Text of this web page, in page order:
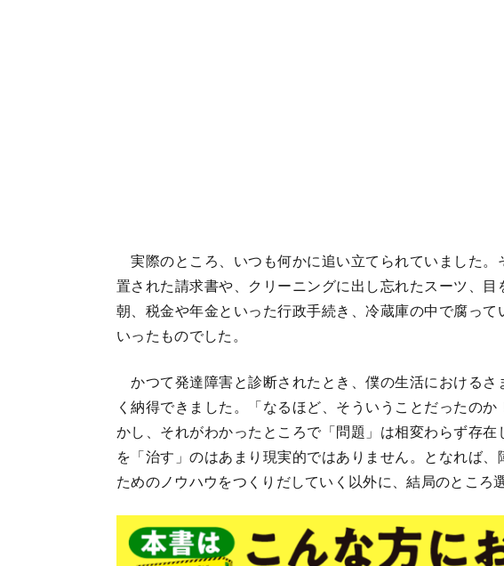
実際のところ、いつも何かに追い立てられていました
置された請求書や、クリーニングに出し忘れたスーツ、
朝、税金や年金といった行政手続き、冷蔵庫の中で腐っ
いったものでした。
かつて発達障害と診断されたとき、僕の生活における
く納得できました。「なるほど、そういうことだったの
かし、それがわかったところで「問題」は相変わらず存
を「治す」のはあまり現実的ではありません。となれば
ためのノウハウをつくりだしていく以外に、結局のところ